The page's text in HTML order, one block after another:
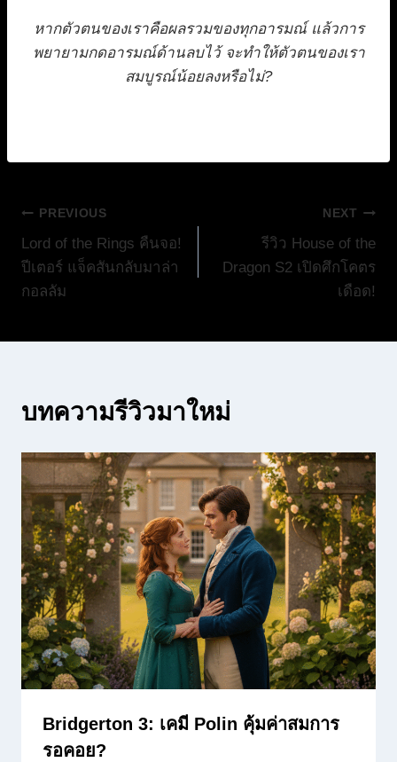
หากตัวตนของเราคือผลรวมของทุกอารมณ์ แล้วการ
พยายามกดอารมณ์ด้านลบไว้ จะทำให้ตัวตนของเรา
สมบูรณ์น้อยลงหรือไม่?
แนะแนว
เรื่อง
PREVIOUS
Lord of the Rings คืนจอ!
ปีเตอร์ แจ็คสันกลับมาล่า
กอลลัม
NEXT
รีวิว House of the
Dragon S2 เปิดศึกโคตร
เดือด!
บทความรีวิวมาใหม่
Bridgerton 3: เคมี Polin คุ้มค่าสมการ
รอคอย?